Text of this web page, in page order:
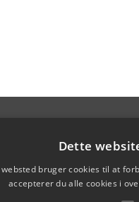
Dette
bruger cookies til at
accepterer du alle cookies i